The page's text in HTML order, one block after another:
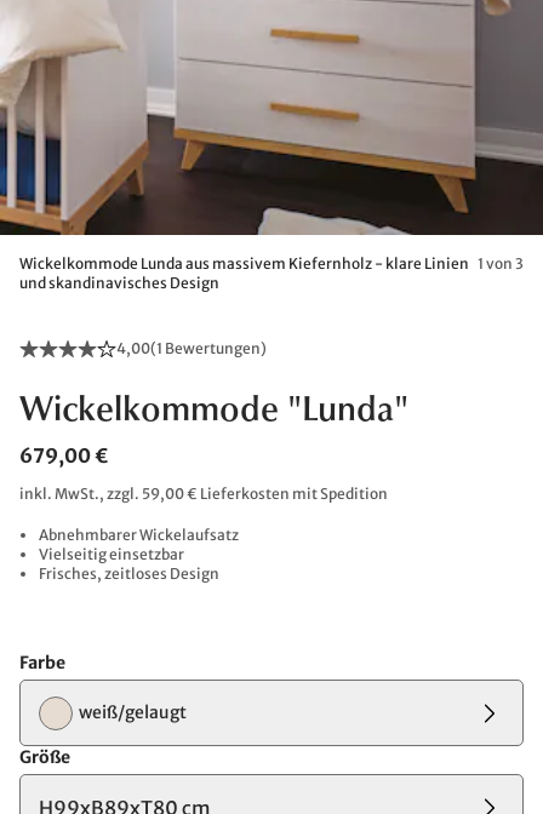
Wickelkommode Lunda aus massivem Kiefernholz - klare Linien
und skandinavisches Design
1 von 3
4,00(1 Bewertungen)
Wickelkommode "Lunda"
679,00 €
inkl. MwSt., zzgl. 59,00 € Lieferkosten mit Spedition
Abnehmbarer Wickelaufsatz
Vielseitig einsetzbar
Frisches, zeitloses Design
Farbe
weiß/gelaugt
Größe
H99xB89xT80 cm